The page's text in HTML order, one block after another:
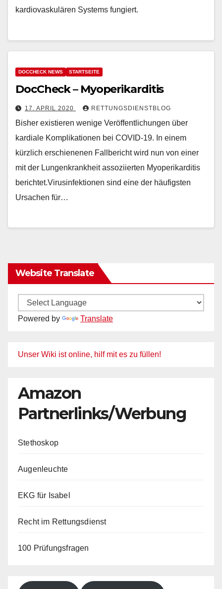
kardiovaskulären Systems fungiert.
DOCCHECK NEWS STARTSEITE
DocCheck – Myoperikarditis
17. APRIL 2020 RETTUNGSDIENSTBLOG
Bisher existieren wenige Veröffentlichungen über
kardiale Komplikationen bei COVID-19. In einem
kürzlich erschienenen Fallbericht wird nun von einer
mit der Lungenkrankheit assoziierten Myoperikarditis
berichtet.Virusinfektionen sind eine der häufigsten
Ursachen für…
Website Translate
Powered by Translate
Unser Wiki ist online, hilf mit es zu füllen!
Amazon
Partnerlinks/Werbung
Stethoskop
Augenleuchte
EKG für Isabel
Recht im Rettungsdienst
100 Prüfungsfragen